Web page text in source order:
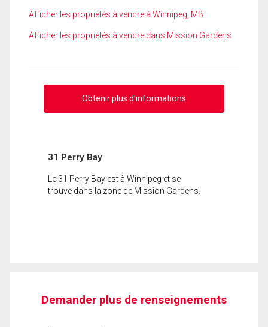
Afficher les propriétés à vendre à Winnipeg, MB
Afficher les propriétés à vendre dans Mission Gardens
Obtenir plus d'informations
31 Perry Bay
Le 31 Perry Bay est à Winnipeg et se
trouve dans la zone de Mission Gardens.
Demander plus de renseignements